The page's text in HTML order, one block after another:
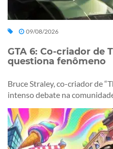
09/08/2026
GTA 6: Co-criador de
questiona fenômeno
Bruce Straley, co-criador de
intenso debate na